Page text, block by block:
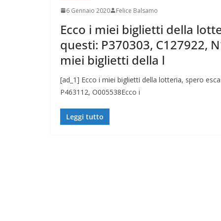
6 Gennaio 2020 Felice Balsamo
Ecco i miei biglietti della
questi: P370303, C127922,
miei biglietti della l
[ad_1] Ecco i miei biglietti della lotteria, spero
P463112, O005538Ecco i
Leggi tutto
CAMPAGNA
1 Ottobre 2021